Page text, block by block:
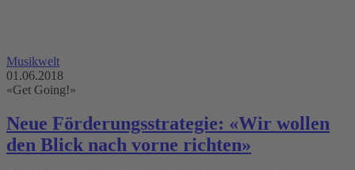
Musikwelt
01.06.2018
«Get Going!»
Neue Förderungsstrategie: «Wir wollen
den Blick nach vorne richten»